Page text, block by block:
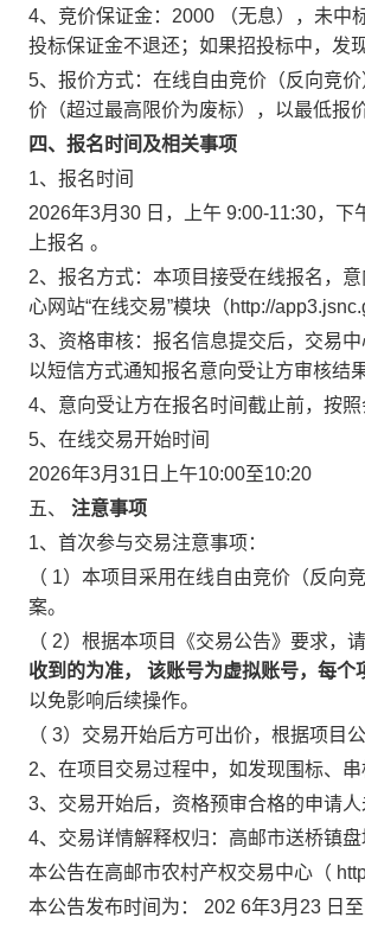
4、竞价保证金：2000
（无息），未
投标保证金不退还；如果招投标中，发
5、报价方式：在线自由竞价（反向竞
价（超过最高限价为废标），以最低报
四、报名时间及相关事项
1、报名时间
2026年3月30 日，上午 9:00-11:30，下
上报名 。
2、报名方式：本项目接受在线报名，
心网站“在线交易”模块（http://
3、资格审核：报名信息提交后，交易
以短信方式通知报名意向受让方审核结果
4、意向受让方在报名时间截止前，按
5、在线交易开始时间
2026年3月31日上午10:00至10:20
五、 注意事项
1、首次参与交易注意事项：
（ 1）本项目采用在线自由竞价（反向
案。
（ 2）根据本项目《交易公告》要求，
收到的为准， 该账号为虚拟账号，每个
以免影响后续操作。
（ 3）交易开始后方可出价，根据项目
2、在项目交易过程中，如发现围标、
3、交易开始后，资格预审合格的申请
4、交易详情解释权归：高邮市送桥镇
本公告在高邮市农村产权交易中心（
本公告发布时间为： 202 6年3月23 日至